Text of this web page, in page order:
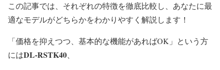
この記事では、それぞれの特徴を徹底比較し、あなたに最
適なモデルがどちらかをわかりやすく解説します！
「価格を抑えつつ、基本的な機能があればOK」という方
にはDL-RSTK40